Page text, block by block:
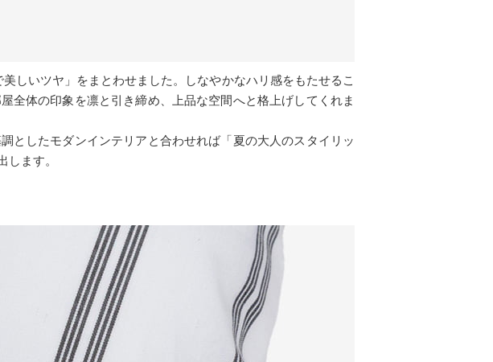
しいツヤ」をまとわせました。しなやかなハリ感をもたせるこ
全体の印象を凛と引き締め、上品な空間へと格上げしてくれま
としたモダンインテリアと合わせれば「夏の大人のスタイリッ
ます。